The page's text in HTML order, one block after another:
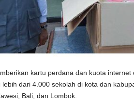
kartu perdana dan kuota
dari 4.000 sekolah di kota dan
Bali, dan Lombok.